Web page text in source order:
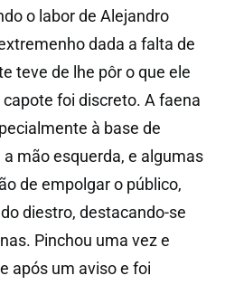
o labor de Alejandro
dada a falta de
teve de lhe pôr o que ele
foi discreto. A faena
à base de
mão esquerda, e algumas
de empolgar o público,
diestro, destacando-se
Pinchou uma vez e
após um aviso e foi